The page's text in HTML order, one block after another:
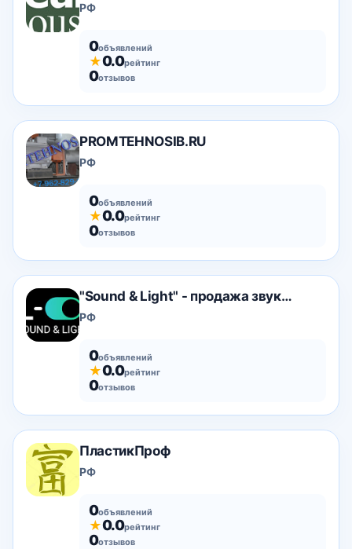
РФ
0объявлений
★0.0рейтинг
0отзывов
PROMTEHNOSIB.RU
РФ
0объявлений
★0.0рейтинг
0отзывов
"Sound & Light" - продажа звукового и светового об
РФ
0объявлений
★0.0рейтинг
0отзывов
ПластикПроф
РФ
0объявлений
★0.0рейтинг
0отзывов